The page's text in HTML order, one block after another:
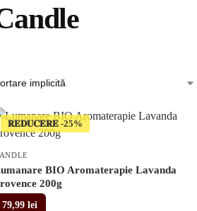
𝐑𝐄𝐃𝐔𝐂𝐄𝐑𝐄
BIO Aromaterapie Lavanda
200g
79,99 lei